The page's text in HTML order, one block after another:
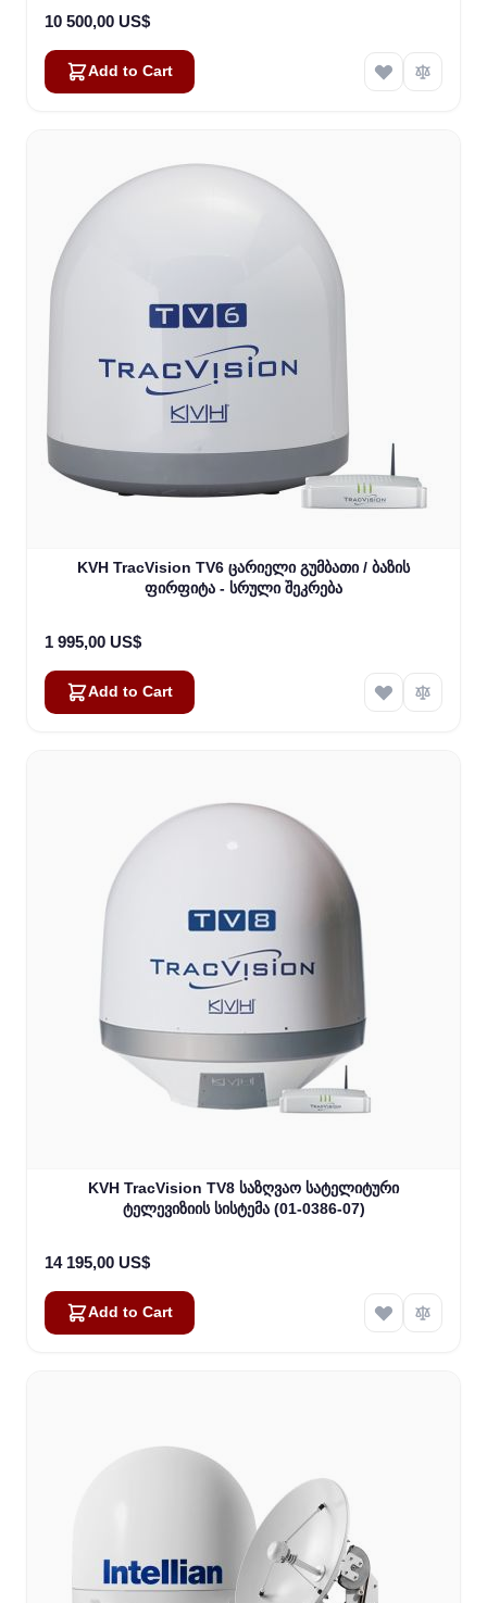
10 500,00 US$
Add to Cart
KVH TracVision TV6 ცარიელი გუმბათი / ბაზის
ფირფიტა - სრული შეკრება
1 995,00 US$
Add to Cart
KVH TracVision TV8 საზღვაო სატელიტური
ტელევიზიის სისტემა (01-0386-07)
14 195,00 US$
Add to Cart